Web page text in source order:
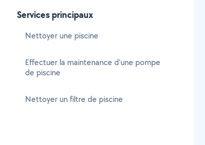
Services principaux
Nettoyer une piscine
Effectuer la maintenance d'une pompe
de piscine
Nettoyer un filtre de piscine